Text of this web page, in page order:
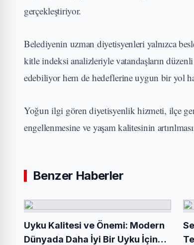
gerçekleştiriyor.
Belediyenin uzman diyetisyenleri yalnızca
kitle indeksi analizleriyle vatandaşların
edebiliyor hem de hedeflerine uygun bir yol
Yoğun ilgi gören diyetisyenlik hizmeti, ilçe
engellenmesine ve yaşam kalitesinin
Benzer Haberler
Uyku Kalitesi ve Önemi: Modern
Dünyada Daha İyi Bir Uyku İçin